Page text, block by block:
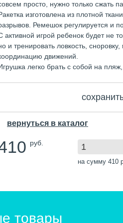
просто, нужно только сжать
изготовлена из плотной
Ремешок регулируется и
активной игрой ребенок будет не
и тренировать ловкость,
движений.
легко брать с собой на
вернуться в каталог
руб.
на сумму 410
товары